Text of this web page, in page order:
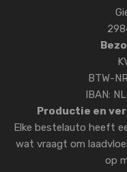
BTW-
IBAN:
Productie en
Elke bestelauto heeft
wat vraagt om
op